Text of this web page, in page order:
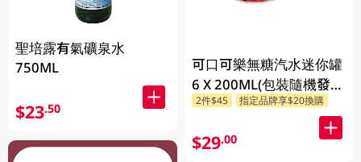
聖培露有氣礦泉水
750ML
$23.50
可口可樂無糖汽水迷你罐
6 X 200ML(包裝隨機發
送)
2件$45 指定品牌享$20換購
$29.00